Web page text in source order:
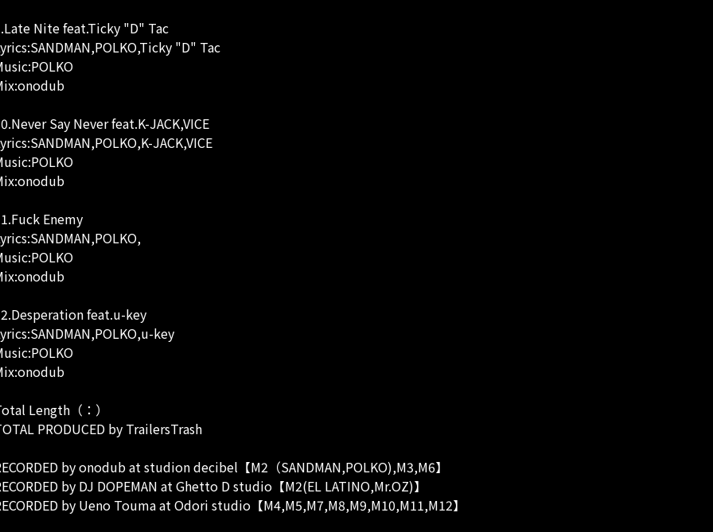
Nite feat.Ticky "D" Tac
"D" Tac
Say Never feat.K-JACK,VICE
JACK,VICE
Enemy
feat.u-key
key
Length（：）
PRODUCED by TrailersTrash
by onodub at studion decibel【M2（SANDMAN,POLKO),M3,M6】
by DJ DOPEMAN at Ghetto D studio【M2(EL LATINO,Mr.OZ)】
by Ueno Touma at Odori studio【M4,M5,M7,M8,M9,M10,M11,M12】